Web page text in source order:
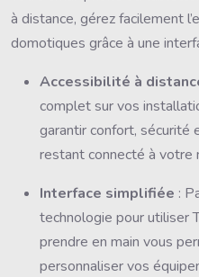
à distance, gérez facilement
domotiques grâce à une
Accessibilité à
complet sur vos
garantir confort, sécurité
restant connecté à votre
Interface simplifiée :
technologie pour utiliser
prendre en main vous
personnaliser vos